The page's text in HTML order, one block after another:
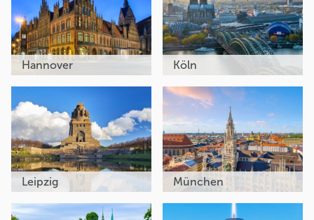
Hannover Köln
Leipzig München